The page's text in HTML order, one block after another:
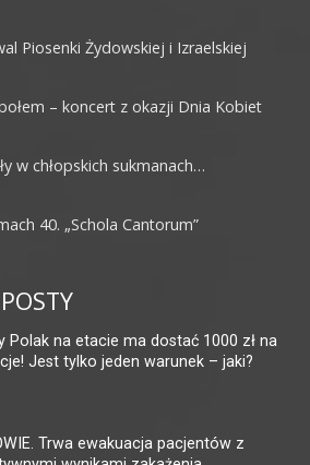
Piosenki Żydowskiej i Izraelskiej
– koncert z okazji Dnia Kobiet
w chłopskich sukmanach…
40. „Schola Cantorum”
Polak na etacie ma dostać 1000 zł na
Jest tylko jeden warunek – jaki?
Trwa ewakuacja pacjentów z